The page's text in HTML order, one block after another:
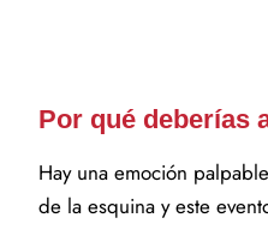
Por qué deberías
Hay una emoción
de la esquina y este